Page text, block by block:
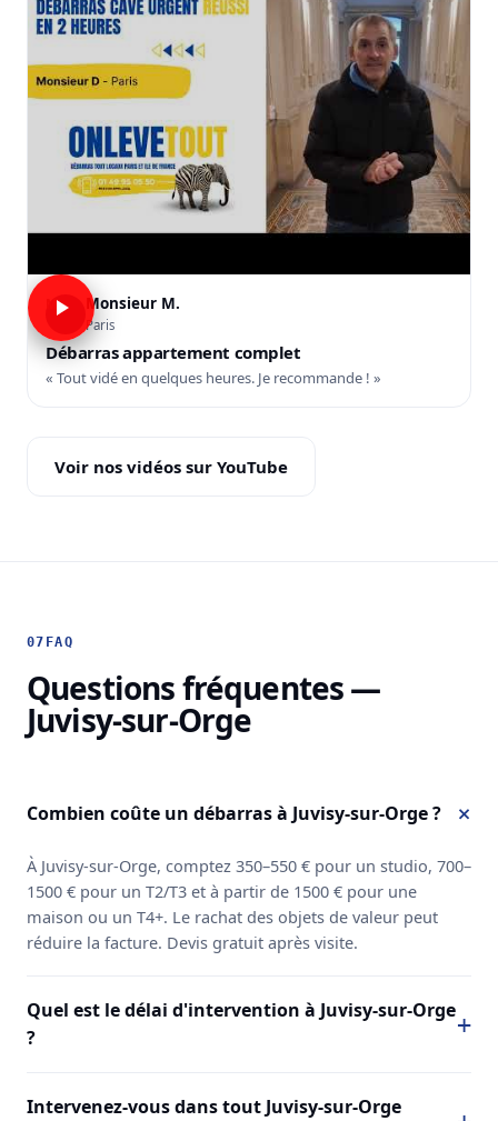
M Monsieur M.
Paris
Débarras appartement complet
« Tout vidé en quelques heures. Je recommande ! »
Voir nos vidéos sur YouTube
07 FAQ
Questions fréquentes —
Juvisy-sur-Orge
Combien coûte un débarras à Juvisy-sur-Orge ?
À Juvisy-sur-Orge, comptez 350–550 € pour un studio, 700–
1500 € pour un T2/T3 et à partir de 1500 € pour une
maison ou un T4+. Le rachat des objets de valeur peut
réduire la facture. Devis gratuit après visite.
Quel est le délai d'intervention à Juvisy-sur-Orge
?
Intervenez-vous dans tout Juvisy-sur-Orge